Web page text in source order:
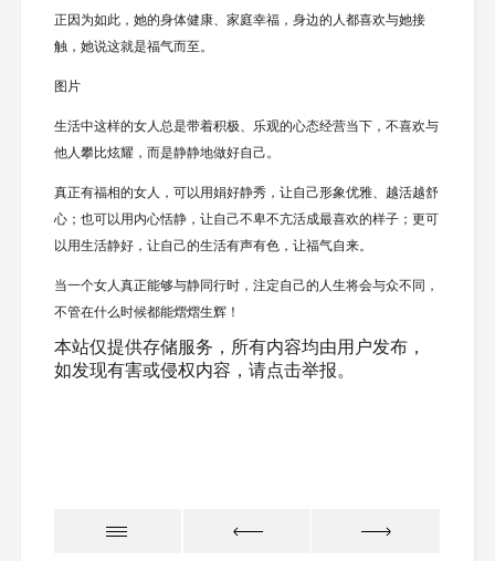
正因为如此，她的身体健康、家庭幸福，身边的人都喜欢与她接
触，她说这就是福气而至。
图片
生活中这样的女人总是带着积极、乐观的心态经营当下，不喜欢与
他人攀比炫耀，而是静静地做好自己。
真正有福相的女人，可以用娟好静秀，让自己形象优雅、越活越舒
心；也可以用内心恬静，让自己不卑不亢活成最喜欢的样子；更可
以用生活静好，让自己的生活有声有色，让福气自来。
当一个女人真正能够与静同行时，注定自己的人生将会与众不同，
不管在什么时候都能熠熠生辉！
本站仅提供存储服务，所有内容均由用户发布，
如发现有害或侵权内容，请点击举报。